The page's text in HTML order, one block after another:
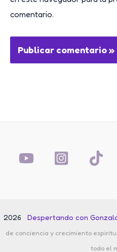
comentario.
2026 Despertando con
de conciencia y crecimiento
todo el